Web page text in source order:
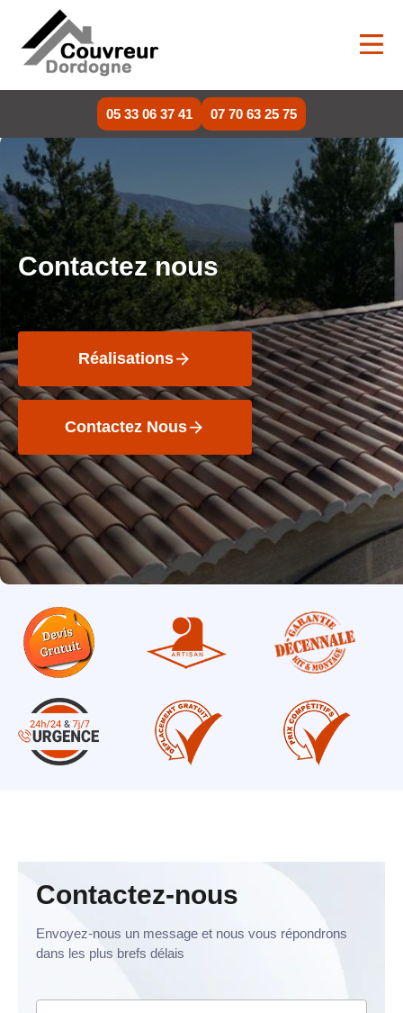
05 33 06 37 41 07 70 63 25 75
Contactez nous
Réalisations
Contactez Nous
Contactez-nous
Envoyez-nous un message et nous vous répondrons
dans les plus brefs délais